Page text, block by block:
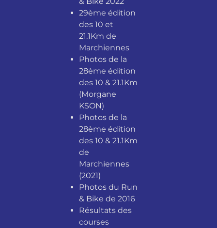
29ème édition
des 10 et
21.1Km de
Marchiennes
Photos de la
28ème édition
des 10 & 21.1Km
(Morgane
KSON)
Photos de la
28ème édition
des 10 & 21.1Km
de
Marchiennes
(2021)
Photos du Run
& Bike de 2016
Résultats des
courses